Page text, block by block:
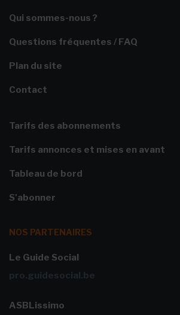
Qui sommes-nous ?
Questions fréquentes / FAQ
Plan du site
Contact
Tarifs des abonnements
Tarifs annonces et mises en avant
Tableau de bord
S'abonner
NOS PARTENAIRES
Le Guide Social
pro.guidesocial.be
ASBLissimo